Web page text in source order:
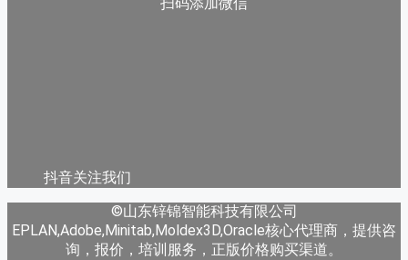
扫码添加微信
抖音关注我们
©山东锌锦智能科技有限公司
EPLAN,Adobe,Minitab,Moldex3D,Oracle核心代理商，提供咨
询，报价，培训服务，正版价格购买渠道。